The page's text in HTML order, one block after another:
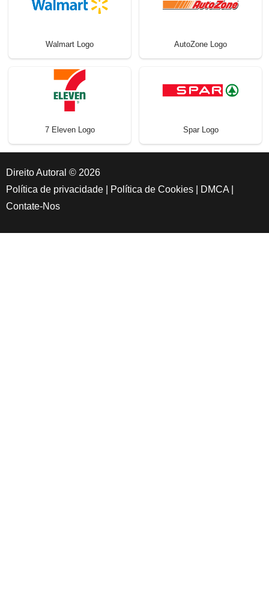
Walmart Logo AutoZone Logo
7 Eleven Logo Spar Logo
Direito Autoral © 2026
Política de privacidade
Política de Cookies DMCA
Contate-Nos